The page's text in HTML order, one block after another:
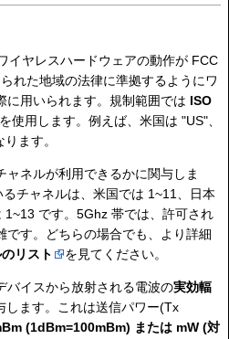
イヤレスハードウェアの動作が FCC
れた地域の法律に準拠するようにワ
に用いられます。規制範囲では ISO
を使用します。例えば、米国は "US"、
ます。
ネルが利用できるかに関与しま
チャネルは、米国では 1~11、日本
です。5Ghz 帯では、許可され
です。どちらの場合でも、より詳細
リスト を見てください。
バイスから放射される電波の実効輻
します。これは送信パワー(Tx
(1dBm=100mBm) または mW (対